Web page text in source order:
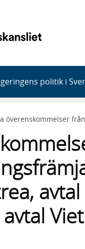
politik i
överenskommelser